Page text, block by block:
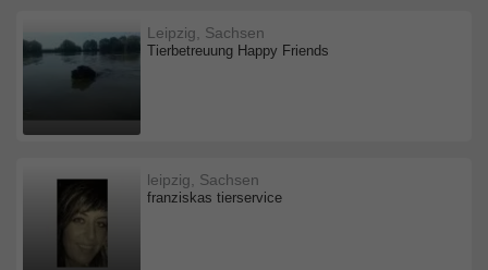
Tierbetreuung Happy Friends
Leipzig, Sachsen
franziskas tierservice
leipzig, Sachsen